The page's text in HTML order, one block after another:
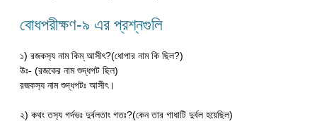
বোধপরীক্ষণ-৯ এর প্রশ্নগুলি
১) রজকস‍্য নাম কিম্ আসীৎ?(ধোপার নাম কি ছিল?)
উঃ- (রজকের নাম শুদ্ধপট ছিল)
রজকস‍্য নাম শুদ্ধপটঃ আসীৎ।
২) কথং তস‍্য গর্দভঃ দুর্বলতাং গতঃ?(কেন তার গাধাটি দুর্বল হয়েছিল)